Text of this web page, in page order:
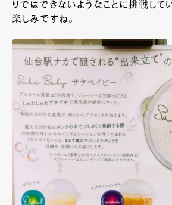
りではできないようなことに挑戦して
楽しみですね。